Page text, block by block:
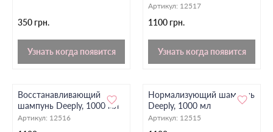
350 грн.
Узнать когда появится
Артикул: 12517
1100 грн.
Узнать когда появится
Восстанавливающий
шампунь Deeply, 1000 мл
Артикул: 12516
Нормализующий шампунь
Deeply, 1000 мл
Артикул: 12515